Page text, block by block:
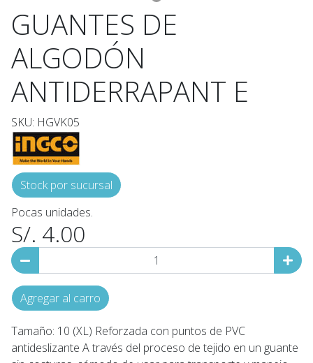
GUANTES DE
ALGODÓN
ANTIDERRAPANT E
SKU: HGVK05
Stock por sucursal
Pocas unidades.
S/. 4.00
Agregar al carro
Tamaño: 10 (XL) Reforzada con puntos de PVC
antideslizante A través del proceso de tejido en un guante